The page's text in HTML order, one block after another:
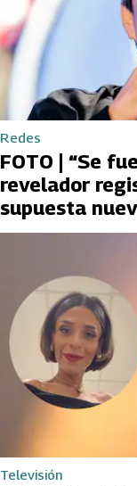
Redes
FOTO | “Se
revelador
supuesta
Televisión